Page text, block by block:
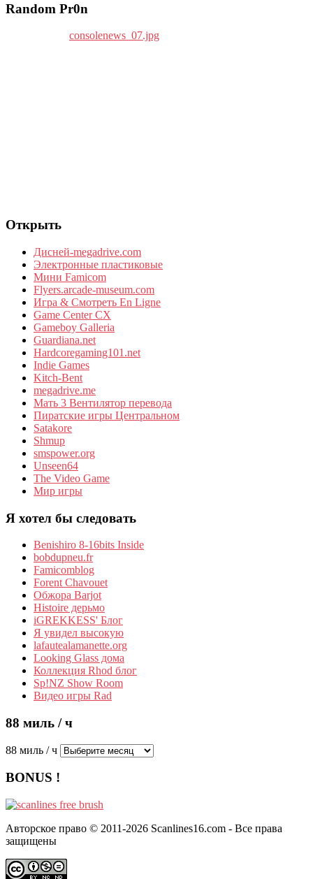
Random Pr0n
Открыть
Дисней-megadrive.com
Электронные пластиковые
Мини Famicom
Flyers.arcade-museum.com
Игра & Смотреть En Ligne
Game Center CX
Gameboy Galleria
Guardiana.net
Hardcoregaming101.net
Indie Games
Kitch-Bent
megadrive.me
Мать 3 Вентилятор перевода
Пиратские игры Центральном
Satakore
Shmup
smspower.org
Unseen64
The Video Game
Мир игры
Я хотел бы следовать
Benishiro 8-16bits Inside
bobdupneu.fr
Famicomblog
Forent Chavouet
Обжора Barjot
Histoire дерьмо
iGREKKESS' Блог
Я увидел высокую
lafautealamanette.org
Looking Glass дома
Коллекция Rhod блог
Sp!NZ Show Room
Видео игры Rad
88 миль / ч
88 миль / ч
BONUS !
Авторское право © 2011-2026 Scanlines16.com - Все права
защищены